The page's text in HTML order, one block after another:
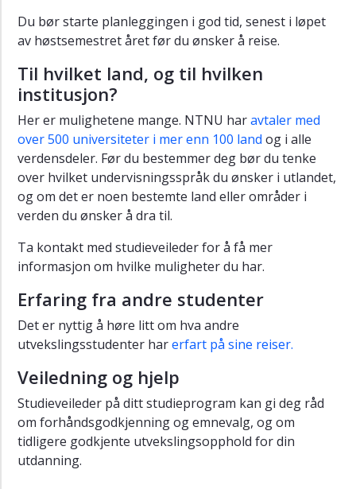
Du bør starte planleggingen i god tid, senest i løpet
av høstsemestret året før du ønsker å reise.
Til hvilket land, og til hvilken
institusjon?
Her er mulighetene mange. NTNU haravtaler med
over 500 universiteter i mer enn 100 land og i alle
verdensdeler. Før du bestemmer deg bør du tenke
over hvilket undervisningsspråk du ønsker i utlandet,
og om det er noen bestemte land eller områder i
verden du ønsker å dra til.
Ta kontakt med studieveileder for å få mer
informasjon om hvilke muligheter du har.
Erfaring fra andre studenter
Det er nyttig å høre litt om hva andre
utvekslingsstudenter harerfart på sine reiser.
Veiledning og hjelp
Studieveileder på ditt studieprogram kan gi deg råd
om forhåndsgodkjenning og emnevalg, og om
tidligere godkjente utvekslingsopphold for din
utdanning.